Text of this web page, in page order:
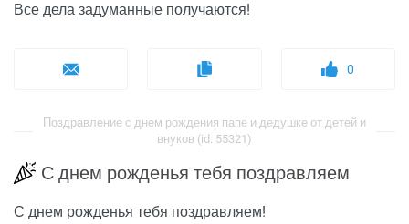
Все дела задуманные получаются!
0
Поздравление с днем рождения папе и дедушке от детей и
внуков (id: 55321)
С днем рожденья тебя поздравляем
С днем рожденья тебя поздравляем!